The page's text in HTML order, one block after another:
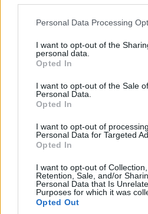
Please note that this website/app
not limited to your visit or usage
grant or deny consent to Google
use your data for below specified
consent section.
Personal Data Processing
I want to opt-out of the
personal data.
Opted In
I want to opt-out of the Sale
Personal Data.
Opted In
I want to opt-out of
Personal Data for Targeted
Opted In
I want to opt-out of Collection,
Retention, Sale, and/or
Personal Data that Is
Purposes for which it was
Opted Out
Παράλληλα, η ευρωπαϊκή
προσαρμογή του AION UT στις
και ενισχύει τη δυναμική
ιδιαίτερα σημαντική αγορά.
Έναρξη προ παραγγελιών,
εκδόσεις εξοπλισμού
Inchcape Hellasανακοινώνει
παραγγελιών για τοAION UT ,
στους ενδιαφερόμενους να